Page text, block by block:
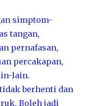
simptom-
tangan,
pernafasan,
percakapan,
lain.
berhenti dan
Boleh jadi